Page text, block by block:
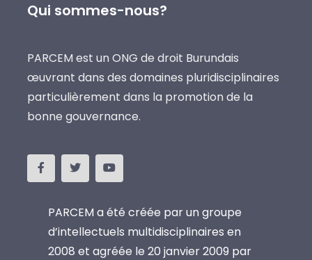
Qui sommes-nous?
PARCEM est un ONG de droit Burundais
œuvrant dans des domaines pluridisciplinaires
particulièrement dans la promotion de la
bonne gouvernance.
PARCEM a été créée par un groupe
d’intellectuels multidisciplinaires en
2008 et agréée le 20 janvier 2009 par